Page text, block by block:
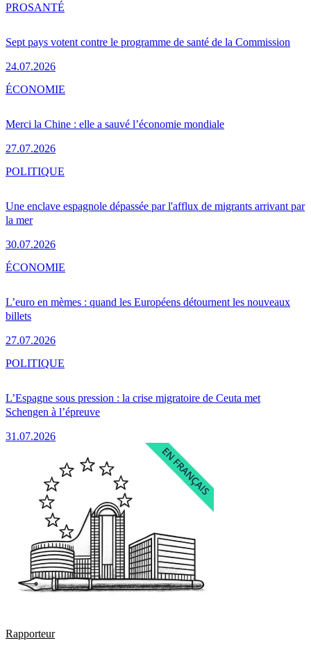
Sept pays votent contre le programme de santé de la Commission
24.07.2026
PROSANTÉ
Merci la Chine : elle a sauvé l’économie mondiale
27.07.2026
ÉCONOMIE
Une enclave espagnole dépassée par l'afflux de migrants arrivant par
la mer
30.07.2026
POLITIQUE
L’euro en mèmes : quand les Européens détournent les nouveaux
billets
27.07.2026
ÉCONOMIE
L’Espagne sous pression : la crise migratoire de Ceuta met
Schengen à l’épreuve
31.07.2026
POLITIQUE
Rapporteur